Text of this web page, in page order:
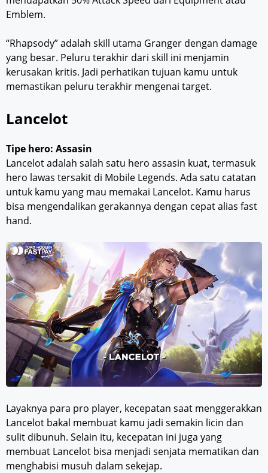
Emblem.
“Rhapsody” adalah skill utama Granger dengan damage
yang besar. Peluru terakhir dari skill ini menjamin
kerusakan kritis. Jadi perhatikan tujuan kamu untuk
memastikan peluru terakhir mengenai target.
Lancelot
Tipe hero: Assasin
Lancelot adalah salah satu hero assasin kuat, termasuk
hero lawas tersakit di Mobile Legends. Ada satu catatan
untuk kamu yang mau memakai Lancelot. Kamu harus
bisa mengendalikan gerakannya dengan cepat alias fast
hand.
Layaknya para pro player, kecepatan saat menggerakkan
Lancelot bakal membuat kamu jadi semakin licin dan
sulit dibunuh. Selain itu, kecepatan ini juga yang
membuat Lancelot bisa menjadi senjata mematikan dan
menghabisi musuh dalam sekejap.